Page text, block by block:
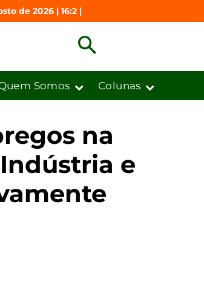
de 2026 | 16:2 |
Somos Colunas
na
e